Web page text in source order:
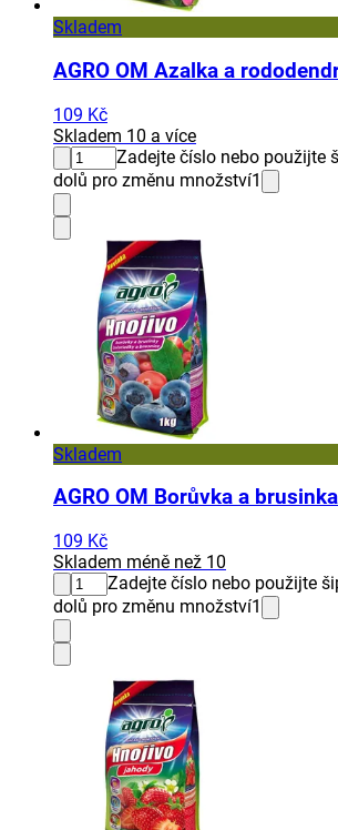
Skladem
AGRO OM Azalka a
109 Kč
Skladem 10 a více
Zadejte číslo nebo použijte
dolů pro změnu množství1
Skladem
AGRO OM Borůvka a
109 Kč
Skladem méně než 10
Zadejte číslo nebo použijte
dolů pro změnu množství1